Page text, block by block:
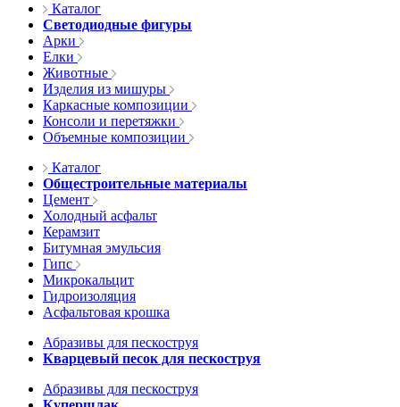
Каталог
Светодиодные фигуры
Арки
Елки
Животные
Изделия из мишуры
Каркасные композиции
Консоли и перетяжки
Объемные композиции
Каталог
Общестроительные материалы
Цемент
Холодный асфальт
Керамзит
Битумная эмульсия
Гипс
Микрокальцит
Гидроизоляция
Асфальтовая крошка
Абразивы для пескоструя
Кварцевый песок для пескоструя
Абразивы для пескоструя